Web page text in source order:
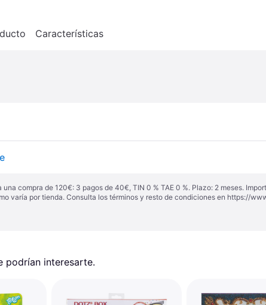
Características
compra de 120€: 3 pagos de 40€, TIN 0 % TAE 0 %. Plazo: 2 meses.
varía por tienda. Consulta los términos y resto de condiciones en https://
podrían interesarte.